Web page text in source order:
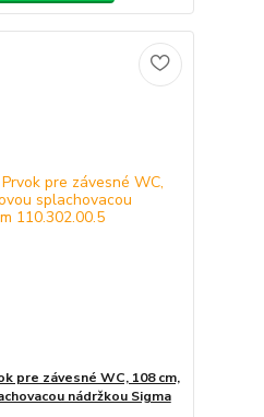
pre závesné WC, 108 cm,
nádržkou Sigma